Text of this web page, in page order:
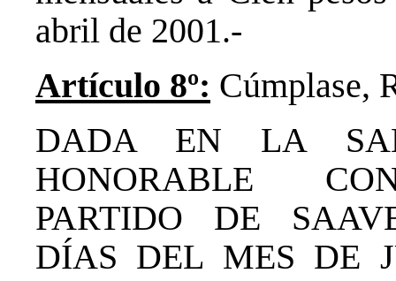
abril de 2001.-
Artículo 8º: Cúmplase,
DADA EN LA
HONORABLE
PARTIDO DE
DÍAS DEL MES DE